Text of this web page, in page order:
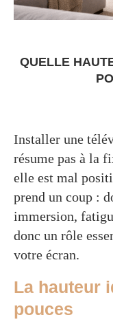
QUELLE
Installer une
résume pas à la
elle est mal
prend un coup :
immersion,
donc un rôle
votre écran.
La hauteur
pouces